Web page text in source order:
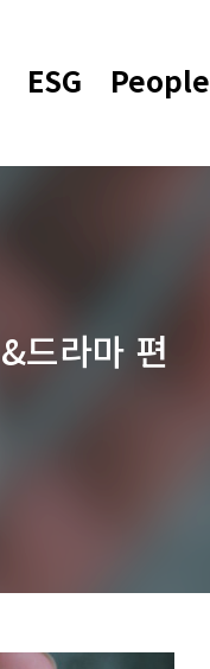
ESG People
드라마 편